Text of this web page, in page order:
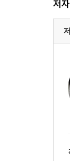
완전
평화
통
인
김
6ㆍ
상
저